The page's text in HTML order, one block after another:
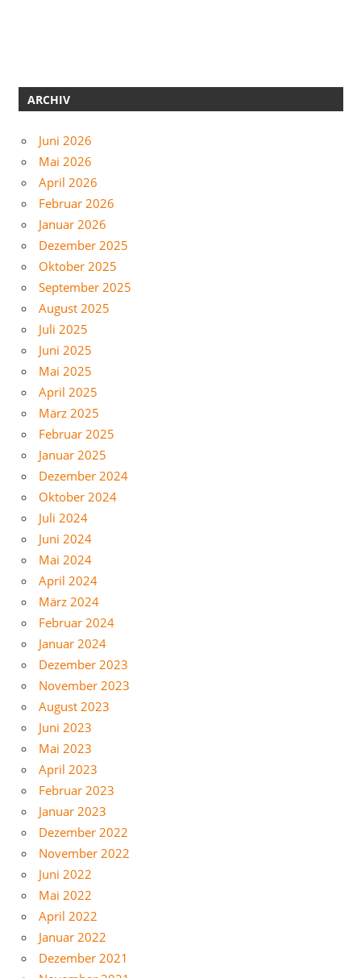
ARCHIV
Juni 2026
Mai 2026
April 2026
Februar 2026
Januar 2026
Dezember 2025
Oktober 2025
September 2025
August 2025
Juli 2025
Juni 2025
Mai 2025
April 2025
März 2025
Februar 2025
Januar 2025
Dezember 2024
Oktober 2024
Juli 2024
Juni 2024
Mai 2024
April 2024
März 2024
Februar 2024
Januar 2024
Dezember 2023
November 2023
August 2023
Juni 2023
Mai 2023
April 2023
Februar 2023
Januar 2023
Dezember 2022
November 2022
Juni 2022
Mai 2022
April 2022
Januar 2022
Dezember 2021